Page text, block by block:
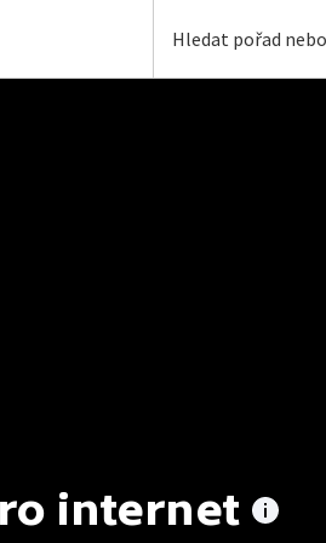
internet